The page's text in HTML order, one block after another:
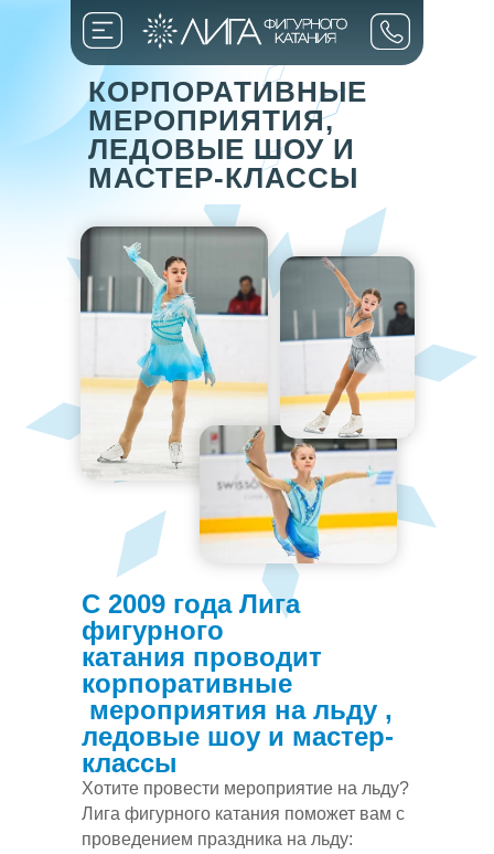
КОРПОРАТИВНЫЕ
МЕРОПРИЯТИЯ,
ЛЕДОВЫЕ ШОУ И
МАСТЕР-КЛАССЫ
С 2009 года Лига
фигурного
катания проводит
корпоративные
мероприятия на льду ,
ледовые шоу и мастер-
классы
Хотите провести мероприятие на льду?
Лига фигурного катания поможет вам с
проведением праздника на льду: